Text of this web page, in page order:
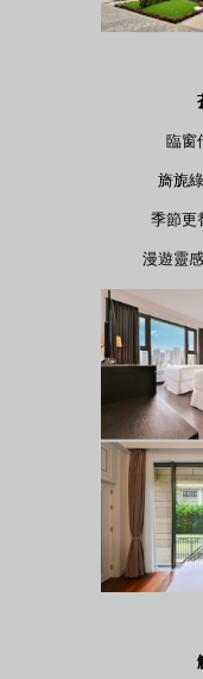
臨窗
旖旎
季節更
漫遊靈